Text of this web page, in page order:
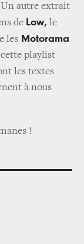
Un autre extrait
de Low, le
les Motorama
playlist
les textes
à nous
!